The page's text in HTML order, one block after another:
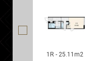
1R - 25.11m2